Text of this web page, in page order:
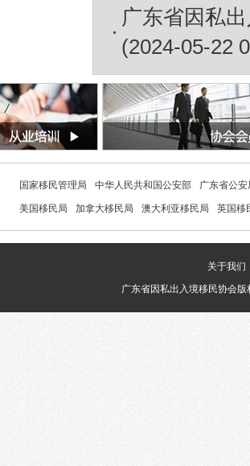
广东省因私
(2024-05-22
国家移民管理局 中华人民共和国公安部 广东省公
美国移民局 加拿大移民局 澳大利亚移民局 英国移
关于我们
广东省因私出入境移民协会